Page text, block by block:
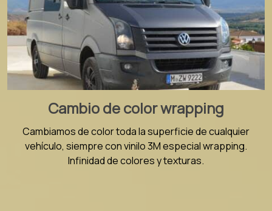
Cambio de color wrapping
Cambiamos de color toda la superficie de cualquier
vehículo, siempre con vinilo 3M especial wrapping.
Infinidad de colores y texturas.